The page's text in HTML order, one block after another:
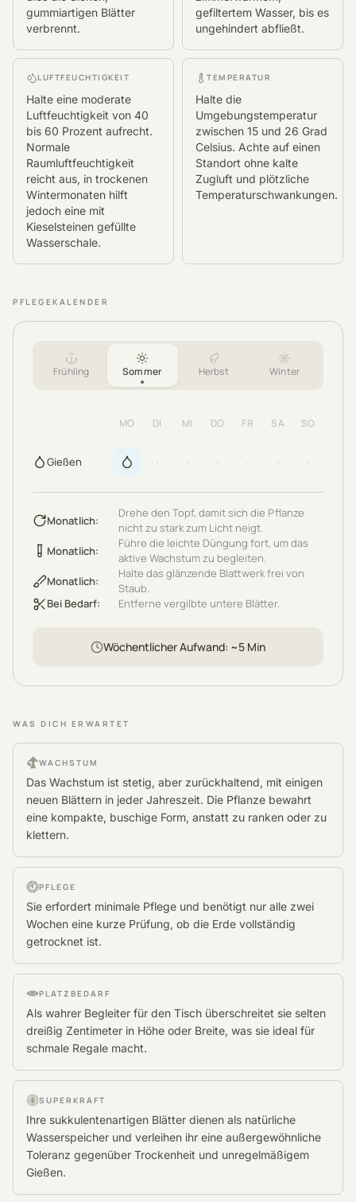
gummiartigen Blätter
verbrennt.
gefiltertem Wasser, bis es
ungehindert abfließt.
LUFTFEUCHTIGKEIT
Halte eine moderate
Luftfeuchtigkeit von 40
bis 60 Prozent aufrecht.
Normale
Raumluftfeuchtigkeit
reicht aus, in trockenen
Wintermonaten hilft
jedoch eine mit
Kieselsteinen gefüllte
Wasserschale.
TEMPERATUR
Halte die
Umgebungstemperatur
zwischen 15 und 26 Grad
Celsius. Achte auf einen
Standort ohne kalte
Zugluft und plötzliche
Temperaturschwankungen.
PFLEGEKALENDER
Frühling Sommer Herbst Winter
MO DI MI DO FR SA SO
Gießen · · · · · ·
Monatlich:
Drehe den Topf, damit sich die Pflanze
nicht zu stark zum Licht neigt.
Monatlich:
Führe die leichte Düngung fort, um das
aktive Wachstum zu begleiten.
Monatlich:
Halte das glänzende Blattwerk frei von
Staub.
Bei Bedarf: Entferne vergilbte untere Blätter.
Wöchentlicher Aufwand: ~5 Min
WAS DICH ERWARTET
WACHSTUM
Das Wachstum ist stetig, aber zurückhaltend, mit einigen
neuen Blättern in jeder Jahreszeit. Die Pflanze bewahrt
eine kompakte, buschige Form, anstatt zu ranken oder zu
klettern.
PFLEGE
Sie erfordert minimale Pflege und benötigt nur alle zwei
Wochen eine kurze Prüfung, ob die Erde vollständig
getrocknet ist.
PLATZBEDARF
Als wahrer Begleiter für den Tisch überschreitet sie selten
dreißig Zentimeter in Höhe oder Breite, was sie ideal für
schmale Regale macht.
SUPERKRAFT
Ihre sukkulentenartigen Blätter dienen als natürliche
Wasserspeicher und verleihen ihr eine außergewöhnliche
Toleranz gegenüber Trockenheit und unregelmäßigem
Gießen.